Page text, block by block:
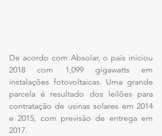
De acordo com Absolar, o país iniciou
2018 com 1,099 gigawatts em
instalações fotovoltaicas. Uma grande
parcela é resultado dos leilões para
contratação de usinas solares em 2014
e 2015, com previsão de entrega em
2017.